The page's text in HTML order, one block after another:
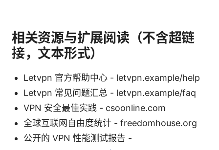
相关资源与扩展阅读（不含超链
接，文本形式）
Letvpn 官方帮助中心 - letvpn.example/help
Letvpn 常见问题汇总 - letvpn.example/faq
VPN 安全最佳实践 - csoonline.com
全球互联网自由度统计 - freedomhouse.org
公开的 VPN 性能测试报告 -